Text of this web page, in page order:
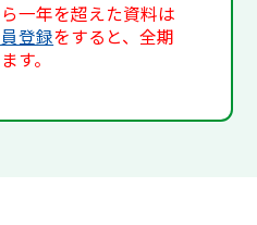
一年を超えた資料は
登録をすると、全期
す。